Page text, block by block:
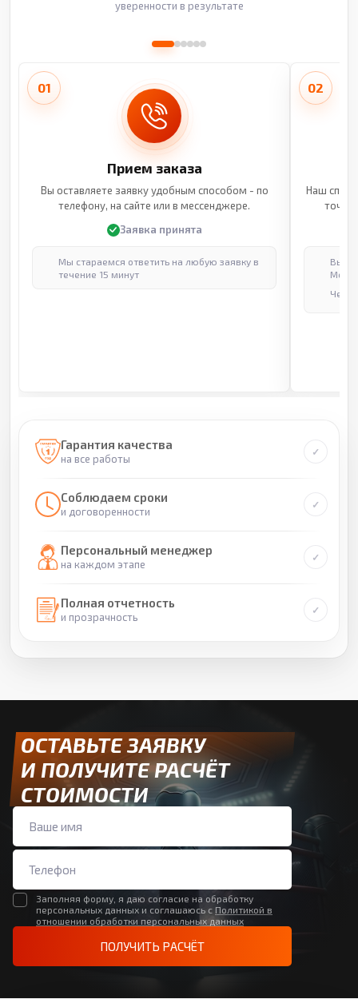
уверенности в результате
01
Прием заказа
Вы оставляете заявку удобным способом - по
телефону, на сайте или в мессенджере.
Заявка принята
Мы стараемся ответить на любую заявку в
течение 15 минут
02
Наш
Гарантия качества
на все работы
Соблюдаем сроки
и договоренности
Персональный менеджер
на каждом этапе
Полная отчетность
и прозрачность
ОСТАВЬТЕ ЗАЯВКУ
И ПОЛУЧИТЕ РАСЧЁТ
СТОИМОСТИ
Заполняя форму, я даю согласие на обработку
персональных данных и соглашаюсь с Политикой в
отношении обработки персональных данных
ПОЛУЧИТЬ РАСЧЁТ